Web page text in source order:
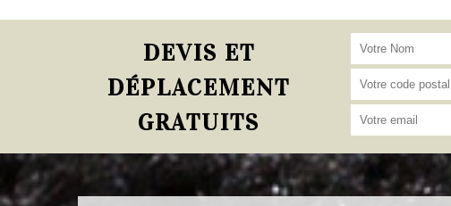
DEVIS ET
DÉPLACEMENT
GRATUITS